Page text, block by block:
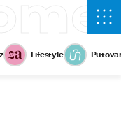
Lifestyle